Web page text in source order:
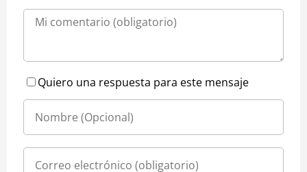
Quiero una respuesta para este mensaje